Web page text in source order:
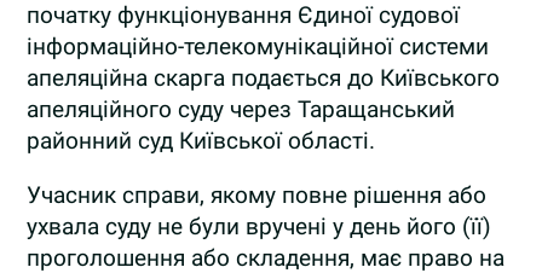
початку функціонування Єдиної судової
інформаційно-телекомунікаційної системи
апеляційна скарга подається до Київського
апеляційного суду через Таращанський
районний суд Київської області.
Учасник справи, якому повне рішення або
ухвала суду не були вручені у день його (її)
проголошення або складення, має право на